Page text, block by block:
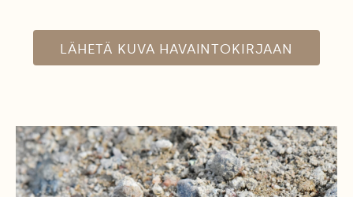
LÄHETÄ KUVA HAVAINTOKIRJAAN